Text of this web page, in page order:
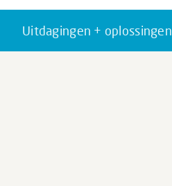
Uitdagingen + oplossingen